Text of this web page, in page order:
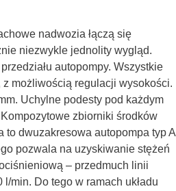
nadwozia łączą się
niezwykle jednolity wygląd.
autopompy. Wszystkie
możliwością regulacji wysokości.
Uchylne podesty pod każdym
zbiorniki środków
dwuzakresowa autopompa typ A
pozwala na uzyskiwanie stężeń
– przedmuch linii
min. Do tego w ramach układu